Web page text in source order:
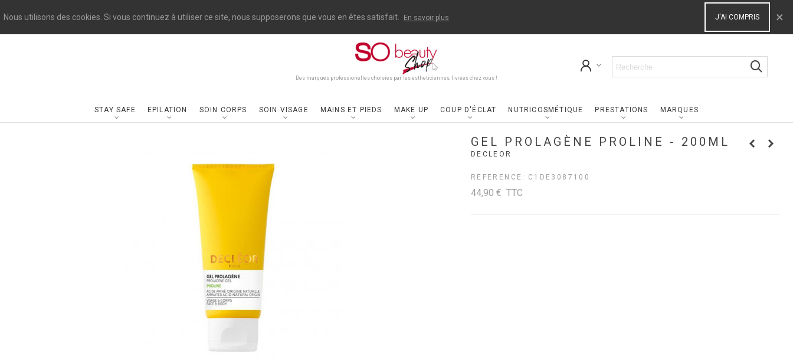
Nous utilisons des cookies. Si vous continuez à utiliser ce site, nous supposerons que vous en êtes satisfait. En savoir plus J'AI COMPRIS ×
Des marques professionelles choisies par les estheticiennes, livrées chez vous !
STAY SAFE EPILATION SOIN CORPS SOIN VISAGE MAINS ET PIEDS MAKE UP COUP D'ÉCLAT NUTRICOSMÉTIQUE PRESTATIONS MARQUES
GEL PROLAGÈNE PROLINE - 200ML
DECLEOR
REFERENCE: C1DE3087100
44,90 € TTC